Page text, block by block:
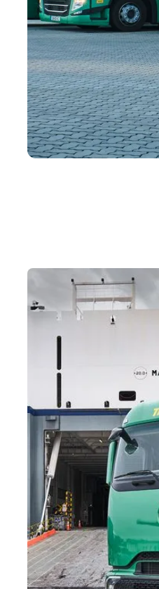
600+
viaturas próprias